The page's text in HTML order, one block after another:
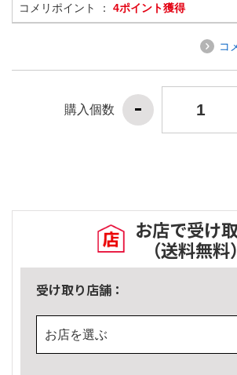
コメリポイント ： 4ポイント獲得
コ
購入個数
お店で受け
（送料無料）
受け取り店舗：
お店を選ぶ